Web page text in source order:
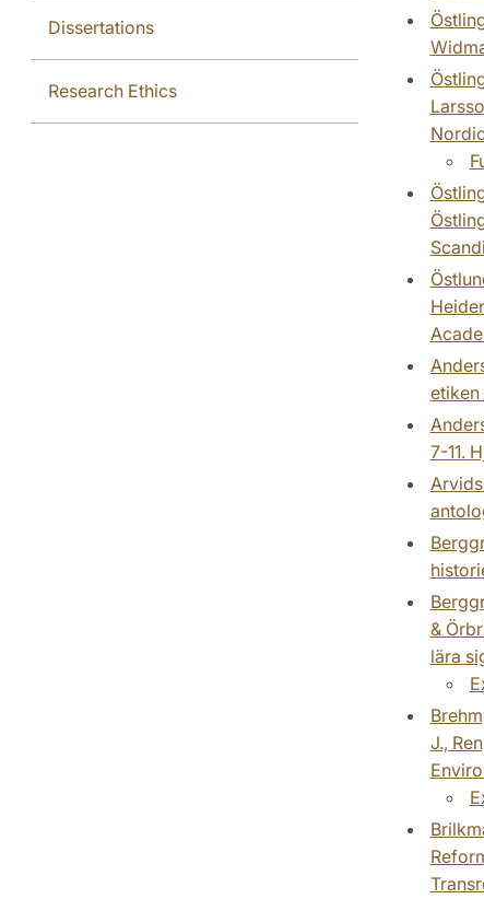
Dissertations
Research Ethics
etiken
7-11.
&
lära
J.,